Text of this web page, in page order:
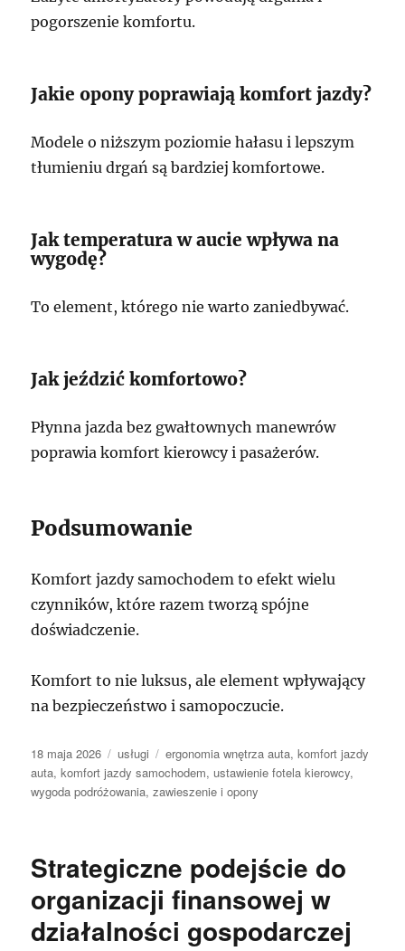
pogorszenie komfortu.
Jakie opony poprawiają komfort jazdy?
Modele o niższym poziomie hałasu i lepszym
tłumieniu drgań są bardziej komfortowe.
Jak temperatura w aucie wpływa na
wygodę?
To element, którego nie warto zaniedbywać.
Jak jeździć komfortowo?
Płynna jazda bez gwałtownych manewrów
poprawia komfort kierowcy i pasażerów.
Podsumowanie
Komfort jazdy samochodem to efekt wielu
czynników, które razem tworzą spójne
doświadczenie.
Komfort to nie luksus, ale element wpływający
na bezpieczeństwo i samopoczucie.
Data
publikacji
18 maja 2026 Kategorie
usługi Tagi
ergonomia wnętrza auta,komfort jazdy
auta,komfort jazdy samochodem, ustawienie fotela kierowcy,
wygoda podróżowania,zawieszenie i opony
Strategiczne podejście do
organizacji finansowej w
działalności gospodarczej